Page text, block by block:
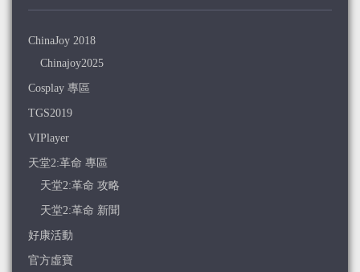
ChinaJoy 2018
Chinajoy2025
Cosplay 專區
TGS2019
VIPlayer
天堂2:革命 專區
天堂2:革命 攻略
天堂2:革命 新聞
好康活動
官方虛寶